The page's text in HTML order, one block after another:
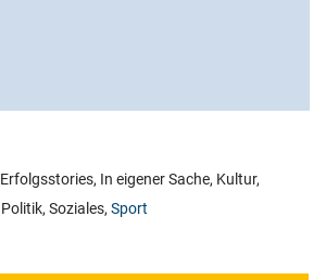
Erfolgsstories, In eigener Sache, Kultur,
Politik, Soziales, Sport